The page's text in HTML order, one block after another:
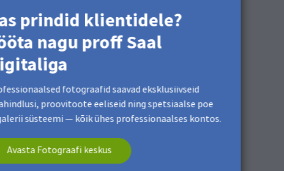
individuaalselt otsustada nende
seadete haldamise poolest.
alus on GDPR-i artikli 6 lõike
prindid klientidele?
nagu proff Saal
fotograafid saavad eksklusiivseid
proovitoote eeliseid ning spetsiaalse poe
süsteemi — kõik ühes professionaalses kontos.
Avasta Fotograafi keskus